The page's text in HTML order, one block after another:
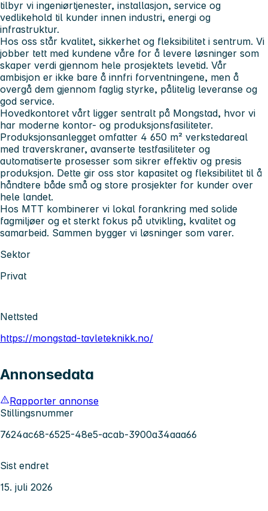
tilbyr vi ingeniørtjenester, installasjon, service og
vedlikehold til kunder innen industri, energi og
infrastruktur.
Hos oss står kvalitet, sikkerhet og fleksibilitet i sentrum. Vi
jobber tett med kundene våre for å levere løsninger som
skaper verdi gjennom hele prosjektets levetid. Vår
ambisjon er ikke bare å innfri forventningene, men å
overgå dem gjennom faglig styrke, pålitelig leveranse og
god service.
Hovedkontoret vårt ligger sentralt på Mongstad, hvor vi
har moderne kontor- og produksjonsfasiliteter.
Produksjonsanlegget omfatter 4 650 m² verkstedareal
med traverskraner, avanserte testfasiliteter og
automatiserte prosesser som sikrer effektiv og presis
produksjon. Dette gir oss stor kapasitet og fleksibilitet til å
håndtere både små og store prosjekter for kunder over
hele landet.
Hos MTT kombinerer vi lokal forankring med solide
fagmiljøer og et sterkt fokus på utvikling, kvalitet og
samarbeid. Sammen bygger vi løsninger som varer.
Sektor
Privat
Nettsted
https://mongstad-tavleteknikk.no/
Annonsedata
Rapporter annonse
Stillingsnummer
7624ac68-6525-48e5-acab-3900a34aaa66
Sist endret
15. juli 2026